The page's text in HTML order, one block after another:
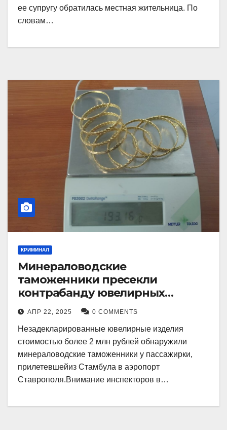
ее супругу обратилась местная жительница. По
словам…
КРИМИНАЛ
Минераловодские
таможенники пресекли
контрабанду ювелирных
изделий на 2 млн рублей
АПР 22, 2025 0 COMMENTS
Незадекларированные ювелирные изделия
стоимостью более 2 млн рублей обнаружили
минераловодские таможенники у пассажирки,
прилетевшейиз Стамбула в аэропорт
Ставрополя.Внимание инспекторов в…